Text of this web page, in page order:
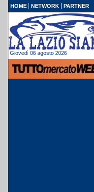
HOME NETWORK PARTNER
Giovedì 06 agosto 2026